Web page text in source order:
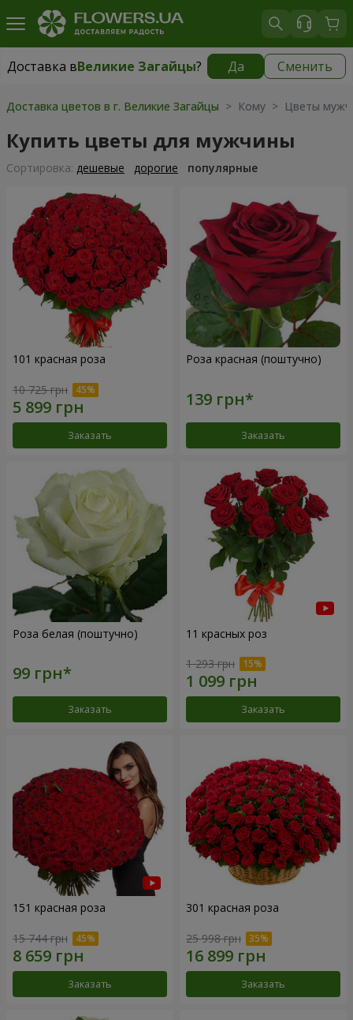
Доставка вВеликие Загайцы? Да Сменить
Доставка вВеликие Загайцы|1230 грн
Доставка цветов в г. Великие Загайцы > Кому > Цветы
Купить цветы для мужчины
Cортировка: дешевые дорогие популярные
101 красная роза
10 725 грн
Заказать
Роза красная (поштучно)
Заказать
Роза белая (поштучно)
Заказать
11 красных роз
1 293 грн
Заказать
151 красная роза
15 744 грн
Заказать
301 красная роза
25 998 грн
Заказать